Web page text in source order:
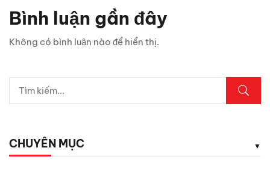
Bình luận gần đây
Không có bình luận nào để hiển thị.
CHUYÊN MỤC